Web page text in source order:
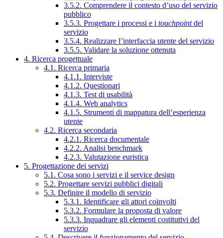
3.5.2. Comprendere il contesto d’uso del servizio
pubblico
3.5.3. Progettare i processi e i touchpointdel
servizio
3.5.4. Realizzare l’interfaccia utente del servizio
3.5.5. Validare la soluzione ottenuta
4. Ricerca progettuale
4.1. Ricerca primaria
4.1.1. Interviste
4.1.2. Questionari
4.1.3. Test di usabilità
4.1.4. Web analytics
4.1.5. Strumenti di mappatura dell’esperienza
utente
4.2. Ricerca secondaria
4.2.1. Ricerca documentale
4.2.2. Analisi benchmark
4.2.3. Valutazione euristica
5. Progettazione dei servizi
5.1. Cosa sono i servizi e il service design
5.2. Progettare servizi pubblici digitali
5.3. Definire il modello di servizio
5.3.1. Identificare gli attori coinvolti
5.3.2. Formulare la proposta di valore
5.3.3. Inquadrare gli elementi costitutivi del
servizio